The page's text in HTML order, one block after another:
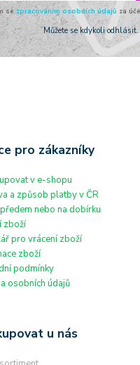
se zpracováním osobních údajů za
Můžete se kdykoli odhlásit.
pro zákazníky
v e-shopu
a způsob platby v ČR
nebo na dobírku
zboží
pro vrácení zboží
zboží
podmínky
osobních údajů
u nás